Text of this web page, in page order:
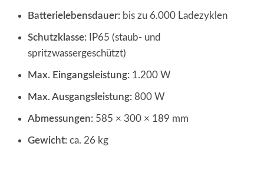
Batterielebensdauer: bis zu 6.000 Ladezyklen
Schutzklasse: IP65 (staub- und
spritzwassergeschützt)
Max. Eingangsleistung: 1.200 W
Max. Ausgangsleistung: 800 W
Abmessungen: 585 × 300 × 189 mm
Gewicht: ca. 26 kg